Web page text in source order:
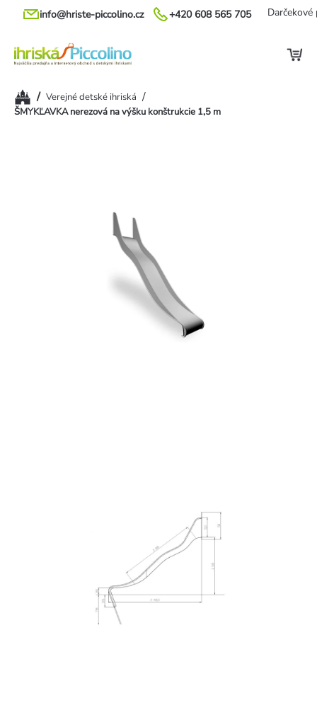
Prejsť
+420 608 565 705
info@hriste-piccolino.cz Darčekové
Domov
/ Verejné detské ihriská /
ŠMYKĽAVKA nerezová na výšku konštrukcie 1,5 m